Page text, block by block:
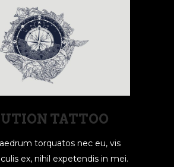
TATTOO
torquatos nec eu, vis
ex, nihil expetendis in mei.